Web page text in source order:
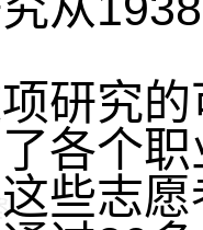
研究
各个
些志